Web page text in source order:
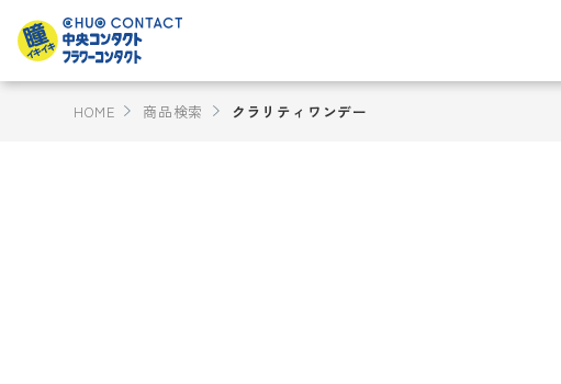
HOME 商品検索 クラリティワンデー